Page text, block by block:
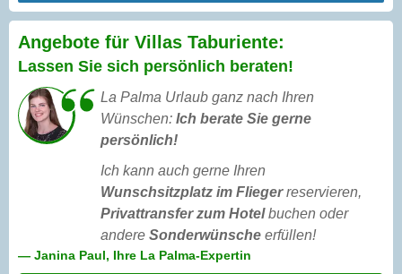
Angebote für Villas Taburiente:
Lassen Sie sich persönlich beraten!
La Palma Urlaub ganz nach Ihren
Wünschen: Ich berate Sie gerne
persönlich!
Ich kann auch gerne Ihren
Wunschsitzplatz im Fliegerreservieren,
Privattransfer zum Hotelbuchen oder
andere Sonderwünsche erfüllen!
— Janina Paul, Ihre La Palma-Expertin